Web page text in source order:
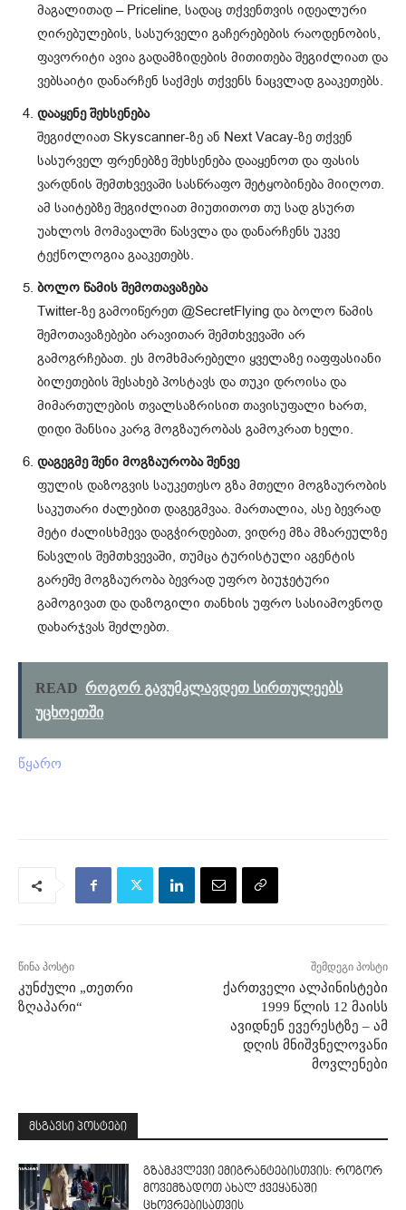
მაგალითად – Priceline, სადაც თქვენთვის იდეალური
ღირებულების, სასურველი გაჩერებების რაოდენობის,
ფავორიტი ავია გადამზიდების მითითება შეგიძლიათ და
ვებსაიტი დანარჩენ საქმეს თქვენს ნაცვლად გააკეთებს.
დააყენე შეხსენება
შეგიძლიათ Skyscanner-ზე ან Next Vacay-ზე თქვენ
სასურველ ფრენებზე შეხსენება დააყენოთ და ფასის
ვარდნის შემთხვევაში სასწრაფო შეტყობინება მიიღოთ.
ამ საიტებზე შეგიძლიათ მიუთითოთ თუ სად გსურთ
უახლოს მომავალში წასვლა და დანარჩენს უკვე
ტექნოლოგია გააკეთებს.
ბოლო წამის შემოთავაზება
Twitter-ზე გამოიწერეთ @SecretFlying და ბოლო წამის
შემოთავაზებები არავითარ შემთხვევაში არ
გამოგრჩებათ. ეს მომხმარებელი ყველაზე იაფფასიანი
ბილეთების შესახებ პოსტავს და თუკი დროისა და
მიმართულების თვალსაზრისით თავისუფალი ხართ,
დიდი შანსია კარგ მოგზაურობას გამოკრათ ხელი.
დაგეგმე შენი მოგზაურობა შენვე
ფულის დაზოგვის საუკეთესო გზა მთელი მოგზაურობის
საკუთარი ძალებით დაგეგმვაა. მართალია, ასე ბევრად
მეტი ძალისხმევა დაგჭირდებათ, ვიდრე მზა მზარეულზე
წასვლის შემთხვევაში, თუმცა ტურისტული აგენტის
გარეშე მოგზაურობა ბევრად უფრო ბიუჯეტური
გამოგივათ და დაზოგილი თანხის უფრო სასიამოვნოდ
დახარჯვას შეძლებთ.
READ როგორ გავუმკლავდეთ სირთულეებს
უცხოეთში
წყარო
წინა პოსტი
კუნძული „თეთრი
ზღაპარი“
შემდეგი პოსტი
ქართველი ალპინისტები
1999 წლის 12 მაისს
ავიდნენ ევერესტზე – ამ
დღის მნიშვნელოვანი
მოვლენები
მსგავსი პოსტები
გზამკვლევი ემიგრანტებისთვის: როგორ
მოვემზადოთ ახალ ქვეყანაში
ცხოვრებისათვის